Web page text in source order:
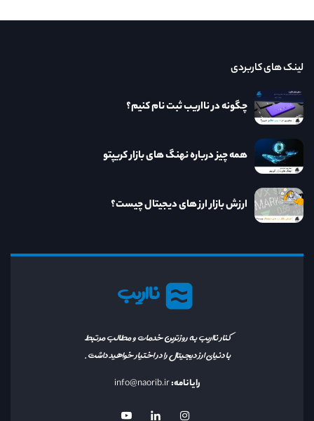
نااریب
کنار نااریب به روزترین خدمات و مطالب مرتبط
با دنیای ارز دیجیتال را در اختیار خواهید داشت.
رایانامه:info@naorib.ir
لینک های کاربردی
چگونه در نااریب ثبت نام کنیم؟
همه چیز درباره نهنگ های بازار کریپتو
ارزش بازار ارز های دیجیتال چیست؟